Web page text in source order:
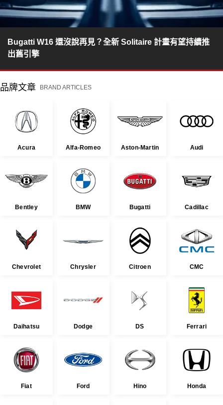
Bugatti W16 還沒說再見？全新 Solitaire 計畫有望持續推
出舊引擎
品牌文章 BRAND ARTICLES
Acura Alfa-Romeo Aston-Martin Audi
Bentley BMW Bugatti Cadillac
Chevrolet Chrysler Citroen CMC
Daihatsu Dodge DS Ferrari
Fiat Ford Hino Honda